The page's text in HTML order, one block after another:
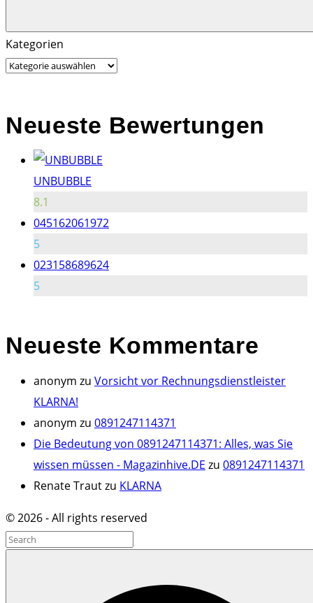
Search
Search
for:
Kategorien
Neueste Bewertungen
UNBUBBLE
8.1
045162061972
5
023158689624
5
Neueste Kommentare
anonym zu Vorsicht vor Rechnungsdienstleister
KLARNA!
anonym zu 0891247114371
Die Bedeutung von 0891247114371: Alles, was Sie
wissen müssen - Magazinhive.DE zu 0891247114371
Renate Trautzu KLARNA
©2026- All rights reserved